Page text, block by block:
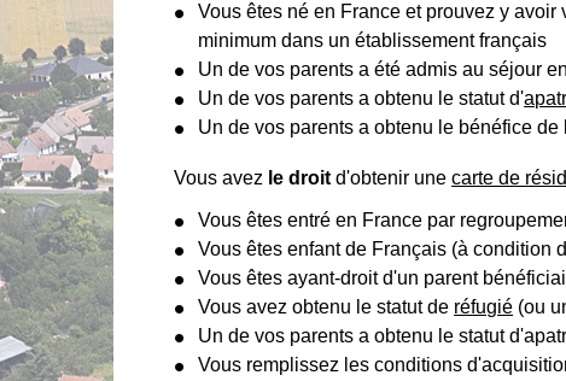
Vous êtes né en France et prouvez y
minimum dans un établissement français
Un de vos parents a été admis au séjour
Un de vos parents a obtenu le statut d'
Un de vos parents a obtenu le bénéfice de
Vous avez le droit d'obtenir unecarte de
Vous êtes entré en France par
Vous êtes enfant de Français (à condition
Vous êtes ayant-droit d'un parent
Vous avez obtenu le statut de réfugié (ou
Un de vos parents a obtenu le statut
Vous remplissez les conditions